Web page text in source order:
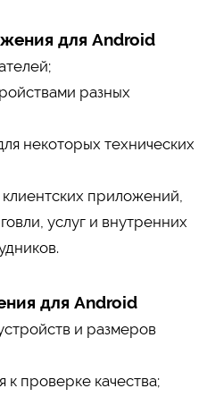
для Android
разных
некоторых технических
приложений,
услуг и внутренних
для Android
и размеров
проверке качества;